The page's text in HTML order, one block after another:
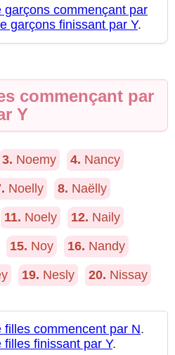
garçons commençant par
garçons finissant par Y.
commençant par
Y
3. Noemy 4. Nancy
Noelly 8. Naëlly
11. Noely 12. Naily
15. Noy 16. Nandy
19. Nesly 20. Nissay
filles commencent par N.
filles finissant par Y.